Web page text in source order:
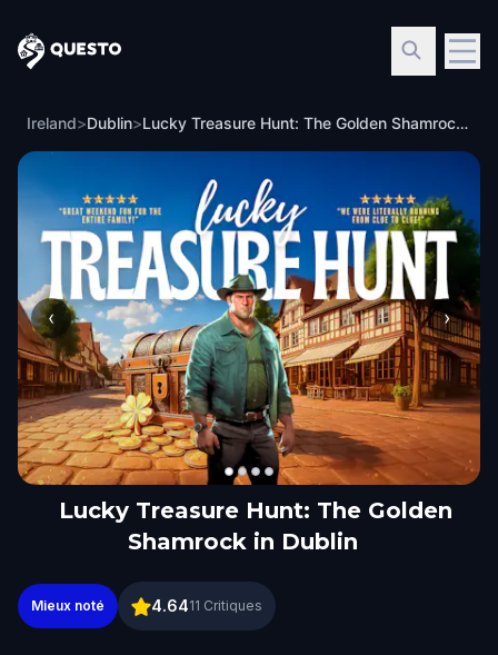
Questo
Ireland>Dublin> Lucky Treasure Hunt: The Golden Shamrock in Dublin
‹ ›
Lucky Treasure Hunt: The Golden
Shamrock in Dublin
Lucky Treasure Hunt: The Golden Shamrock in
Mieux noté 4.6411 Critiques